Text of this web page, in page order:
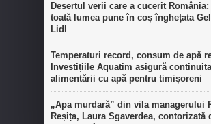
Desertul verii care a cucerit România:
toată lumea pune în coș înghețata
Lidl
Temperaturi record, consum de apă
Investițiile Aquatim asigură
alimentării cu apă pentru timișoreni
„Apa murdară” din vila managerului
Reșița, Laura Sgaverdea, contorizată